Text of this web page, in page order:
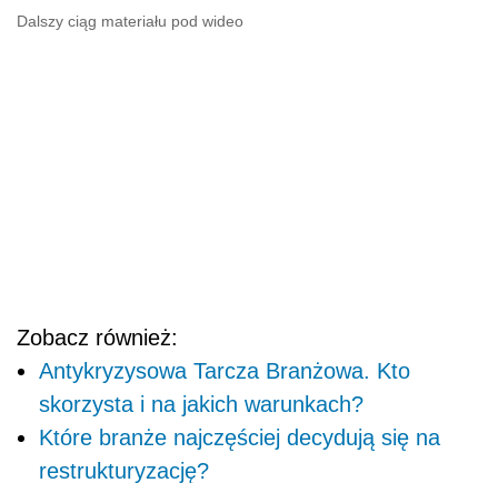
Dalszy ciąg materiału pod wideo
Zobacz również:
Antykryzysowa Tarcza Branżowa. Kto
skorzysta i na jakich warunkach?
Które branże najczęściej decydują się na
restrukturyzację?